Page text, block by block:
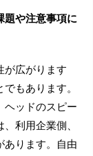
題や注意事項に
が広がります
もあります。
ヘッドのスピー
利用企業側、
あります。自由